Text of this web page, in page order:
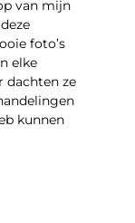
van mijn
foto’s
elke
dachten ze
kunnen